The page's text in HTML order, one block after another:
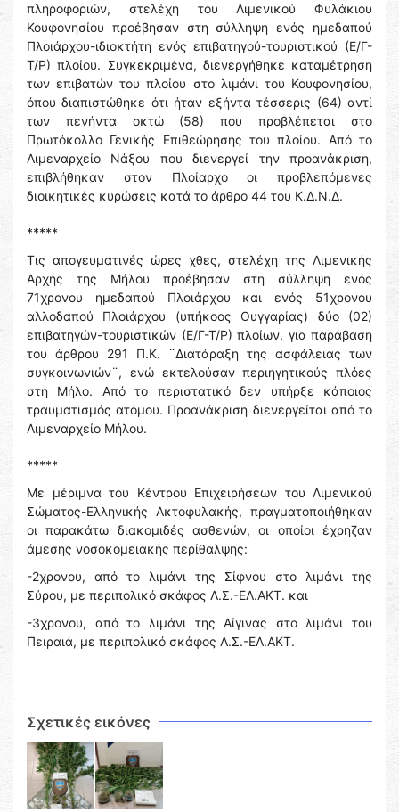
πληροφοριών, στελέχη του Λιμενικού Φυλάκιου
Κουφονησίου προέβησαν στη σύλληψη ενός ημεδαπού
Πλοιάρχου-ιδιοκτήτη ενός επιβατηγού-τουριστικού (Ε/Γ-
Τ/Ρ) πλοίου. Συγκεκριμένα, διενεργήθηκε καταμέτρηση
των επιβατών του πλοίου στο λιμάνι του Κουφονησίου,
όπου διαπιστώθηκε ότι ήταν εξήντα τέσσερις (64) αντί
των πενήντα οκτώ (58) που προβλέπεται στο
Πρωτόκολλο Γενικής Επιθεώρησης του πλοίου. Από το
Λιμεναρχείο Νάξου που διενεργεί την προανάκριση,
επιβλήθηκαν στον Πλοίαρχο οι προβλεπόμενες
διοικητικές κυρώσεις κατά το άρθρο 44 του Κ.Δ.Ν.Δ.
*****
Τις απογευματινές ώρες χθες, στελέχη της Λιμενικής
Αρχής της Μήλου προέβησαν στη σύλληψη ενός
71χρονου ημεδαπού Πλοιάρχου και ενός 51χρονου
αλλοδαπού Πλοιάρχου (υπήκοος Ουγγαρίας) δύο (02)
επιβατηγών-τουριστικών (Ε/Γ-Τ/Ρ) πλοίων, για παράβαση
του άρθρου 291 Π.Κ. ¨Διατάραξη της ασφάλειας των
συγκοινωνιών¨, ενώ εκτελούσαν περιηγητικούς πλόες
στη Μήλο. Από το περιστατικό δεν υπήρξε κάποιος
τραυματισμός ατόμου. Προανάκριση διενεργείται από το
Λιμεναρχείο Μήλου.
*****
Με μέριμνα του Κέντρου Επιχειρήσεων του Λιμενικού
Σώματος-Ελληνικής Ακτοφυλακής, πραγματοποιήθηκαν
οι παρακάτω διακομιδές ασθενών, οι οποίοι έχρηζαν
άμεσης νοσοκομειακής περίθαλψης:
-2χρονου, από το λιμάνι της Σίφνου στο λιμάνι της
Σύρου, με περιπολικό σκάφος Λ.Σ.-ΕΛ.ΑΚΤ. και
-3χρονου, από το λιμάνι της Αίγινας στο λιμάνι του
Πειραιά, με περιπολικό σκάφος Λ.Σ.-ΕΛ.ΑΚΤ.
Σχετικές εικόνες